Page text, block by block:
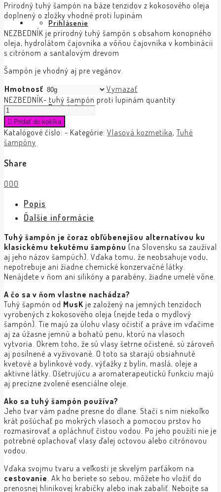
Prihlásenie
Registrácia
Prírodný tuhý šampón na báze tenzidov z kokosového oleja
doplnený o zložky vhodné proti lupinám
NEZBEDNÍK je prírodný tuhý šampón s obsahom konopného
oleja, hydrolátom čajovníka a vôňou čajovníka v kombinácii
s citrónom a santalovým drevom
Šampón je vhodný aj pre vegánov.
Hmotnosť
Vymazať
NEZBEDNÍK- tuhý šampón proti lupinám quantity
Pridať do košíka
Katalógové číslo: - Kategórie: Vlasová kozmetika, Tuhé
šampóny
Share
000
Popis
Ďalšie informácie
Tuhý šampón je čoraz obľúbenejšou alternatívou ku
klasickému tekutému šampónu (na Slovensku sa zaužíval
aj jeho názov šampúch). Vďaka tomu, že neobsahuje vodu,
nepotrebuje ani žiadne chemické konzervačné látky.
Nenájdete v ňom ani silikóny a parabény, žiadne umelé vône.
A čo sa v ňom vlastne nachádza?
Tuhý šapmón od MusK je založený na jemných tenzidoch
vyrobených z kokosového oleja (nejde teda o mydlový
šampón). Tie majú za úlohu vlasy očistiť a práve im vďačíme
aj za úžasne jemnú a bohatú penu, ktorú na vlasoch
vytvoria. Okrem toho, že sú vlasy šetrne očistené, sú zároveň
aj posilnené a vyživované. O toto sa starajú obsiahnuté
kvetové a bylinkové vody, výťažky z bylín, maslá, oleje a
aktívne látky. Ošetrujúcu a aromaterapeutickú funkciu majú
aj precízne zvolené esenciálne oleje.
Ako sa tuhý šampón používa?
Jeho tvar vám padne presne do dlane. Stačí s ním niekoľko
krát pošúchať po mokrých vlasoch a pomocou prstov ho
rozmasírovať a opláchnuť čistou vodou. Po jeho použití nie je
potrebné oplachovať vlasy ďalej octovou alebo citrónovou
vodou.
Vďaka svojmu tvaru a veľkosti je skvelým parťákom na
cestovanie. Ak ho beriete so sebou, môžete ho vložiť do
prenosnej hliníkovej krabičky alebo inak zabaliť. Nebojte sa